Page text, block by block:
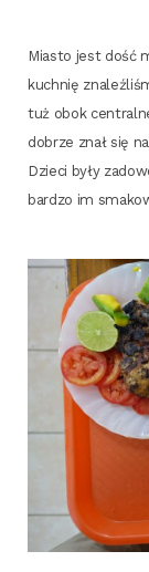
Mia­sto jest dość
kuch­nię
tuż obok
dobrze znał się
Dzie­ci były
bar­dzo im